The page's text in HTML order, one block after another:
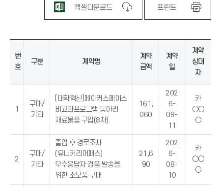
엑셀다운로드 프린트
번
호
구분 계약명
계약
금액
계약
일
계약
상대
자
1
구매/
기타
[대학혁신]메이커스페이스
비교과프로그램 동아리
재료물품 구입(8차)
161,
060
202
6-
08-
11
카
○○
○
2
구매/
기타
졸업 후 경로조사
(유니커리어패스)
우수응답자 경품 발송을
위한 소모품 구매
21,6
90
202
6-
08-
10
카
○○
○